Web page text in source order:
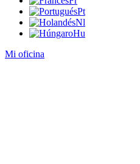
Pt
Nl
Hu
Mi oficina